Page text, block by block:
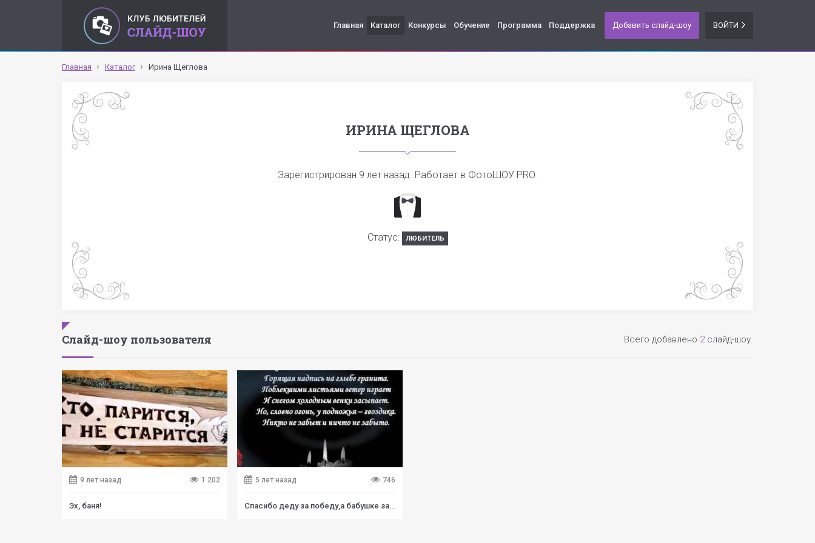
Главная Каталог Конкурсы Обучение Программа Поддержка Добавить слайд-шоу ВОЙТИ
Главная Каталог Ирина Щеглова
ИРИНА ЩЕГЛОВА
Зарегистрирован 9 лет назад. Работает в ФотоШОУ PRO.
Статус: ЛЮБИТЕЛЬ
Слайд-шоу пользователя Всего добавлено 2слайд-шоу.
9 лет назад 1 202
Эх, баня!
5 лет назад 746
Спасибо деду за победу,а бабушке за помощь деду